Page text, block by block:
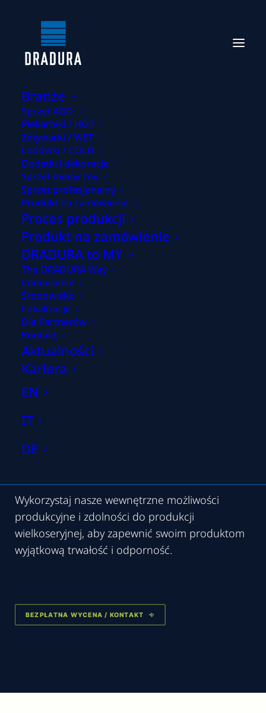
Branże
Sprzęt AGD
Piekarniki / HOT
Zmywarki / WET
Lodówki / COLD
Dodatki i dekoracje
Sprzęt medyczny
Sprzęt profesjonalny
Produkt na zamówienie
Proces produkcji
Produkt na zamówienie
DRADURA to MY
The DRADURA Way
Compliance
Środowisko
Lokalizacje
Dla Partnerów
Kontakt
Aktualności
Kariera
EN
IT
DE
Części zdrutu stalowego
dopiekarników
do podgrzewania
Trwałość
Wykorzystaj nasze wewnętrzne możliwości
produkcyjne i zdolności do produkcji
wielkoseryjnej, aby zapewnić swoim produktom
wyjątkową trwałość i odporność.
BEZPŁATNA WYCENA / KONTAKT